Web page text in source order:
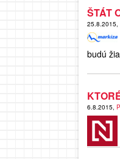
ŠTÁT
25.8.2015,
budú
6.8.2015,